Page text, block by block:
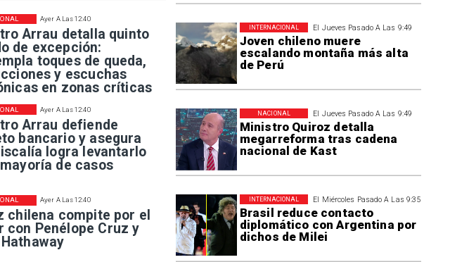
El Jueves Pasado A Las 9:49
Joven chileno muere
escalando montaña más alta
de Perú
INTERNACIONAL
El Jueves Pasado A Las 9:49
Ministro Quiroz detalla
megarreforma tras cadena
nacional de Kast
NACIONAL
El Miércoles Pasado A Las 9:35
Brasil reduce contacto
diplomático con Argentina por
dichos de Milei
INTERNACIONAL
Ayer A Las 12:40
Arrau detalla quinto
de excepción:
toques de queda,
y escuchas
en zonas críticas
Ayer A Las 12:40
Arrau defiende
bancario y asegura
logra levantarlo
de casos
Ayer A Las 12:40
chilena compite por el
con Penélope Cruz y